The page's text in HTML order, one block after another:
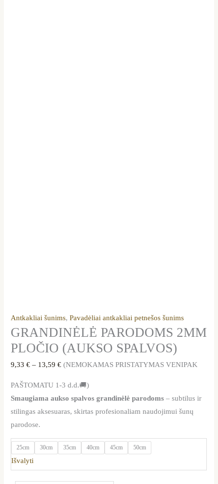
Antkakliai šunims,Pavadėliai antkakliai petnešos šunims
GRANDINĖLĖ PARODOMS 2MM
PLOČIO (AUKSO SPALVOS)
9,33€ – 13,59€ (NEMOKAMAS PRISTATYMAS VENIPAK
PAŠTOMATU 1-3 d.d.🚚)
Smaugiama aukso spalvos grandinėlė parodoms – subtilus ir
stilingas aksesuaras, skirtas profesionaliam naudojimui šunų
parodose.
25cm 30cm 35cm 40cm 45cm 50cm
Išvalyti